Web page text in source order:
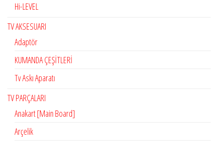
Hi-LEVEL
TV AKSESUARI
Adaptör
KUMANDA ÇEŞİTLERİ
Tv Askı Aparatı
TV PARÇALARI
Anakart [Main Board]
Arçelik